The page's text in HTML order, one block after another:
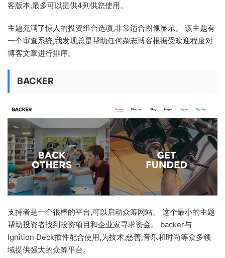
客版本,最多可以提供4列供您使用。
主题充满了惊人的投资组合选项,非常适合图像显示。 该主题有
一个审查系统,我发现总是帮助任何杂志博客根据受欢迎程度对
博客文章进行排序。
BACKER
支持者是一个很棒的平台,可以启动众筹网站。 这个最小的主题
帮助投资者找到投资项目和企业家寻求资金。 backer与
Ignition Deck插件配合使用,为技术,慈善,音乐和时尚等众多领
域提供强大的众筹平台。